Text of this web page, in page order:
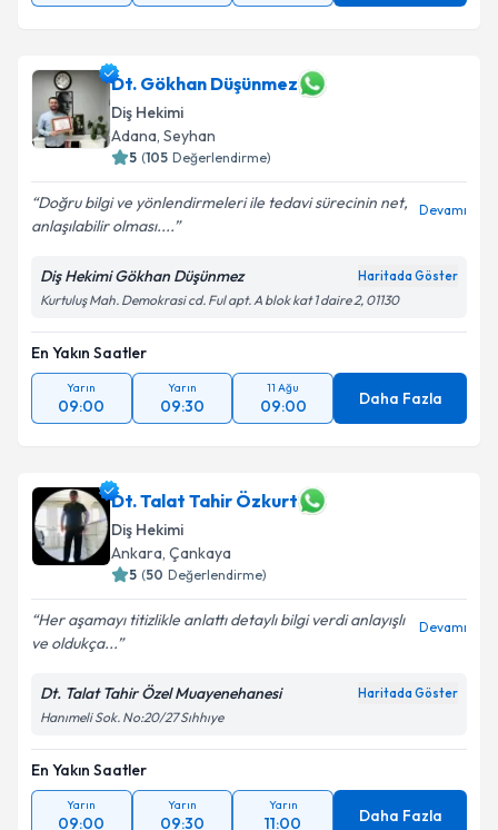
Dt. Gökhan Düşünmez
Diş Hekimi
Adana, Seyhan
5 (105 Değerlendirme)
Doğru bilgi ve yönlendirmeleri ile tedavi sürecinin net,
anlaşılabilir olması....
Devamı
Diş Hekimi Gökhan Düşünmez Haritada Göster
Kurtuluş Mah. Demokrasi cd. Ful apt. A blok kat 1 daire 2, 01130
En Yakın Saatler
Yarın
09:00
Yarın
09:30
11 Ağu
09:00 Daha Fazla
Dt. Talat Tahir Özkurt
Diş Hekimi
Ankara, Çankaya
5 (50 Değerlendirme)
Her aşamayı titizlikle anlattı detaylı bilgi verdi anlayışlı
ve oldukça...
Devamı
Dt. Talat Tahir Özel Muayenehanesi Haritada Göster
Hanımeli Sok. No:20/27 Sıhhıye
En Yakın Saatler
Yarın
09:00
Yarın
09:30
Yarın
11:00 Daha Fazla